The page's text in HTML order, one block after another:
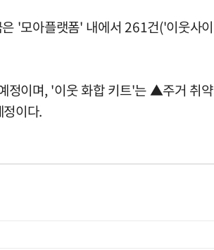
'모아플랫폼' 내에서 261건('이웃사
정이며, '이웃 화합 키트'는 ▲주거 취
이다.